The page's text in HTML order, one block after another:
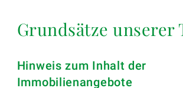
Grundsätze unserer
Hinweis zum Inhalt der
Immobilienangebote